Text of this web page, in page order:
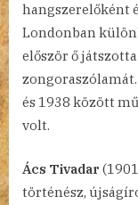
hangszerelőként
Londonban
először ő
és 1938 között
volt.
Ács Tivadar
történész,